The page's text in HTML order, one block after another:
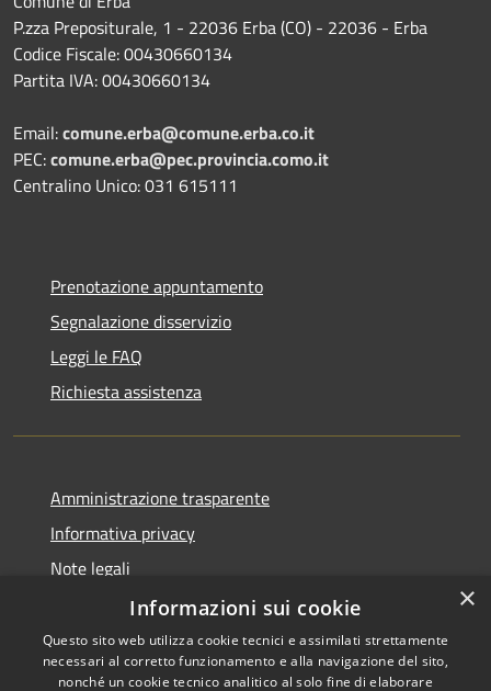
P.zza Prepositurale, 1 - 22036 Erba (CO) - 22036 - Erba
Codice Fiscale: 00430660134
Partita IVA: 00430660134
Email:comune.erba@comune.erba.co.it
PEC:comune.erba@pec.provincia.como.it
Centralino Unico: 031 615111
Prenotazione appuntamento
Segnalazione disservizio
Leggi le FAQ
Richiesta assistenza
Amministrazione trasparente
Informativa privacy
Note legali
Dichiarazione di accessibilità
×
Informazioni sui cookie
Questo sito web utilizza cookie tecnici e assimilati strettamente
necessari al corretto funzionamento e alla navigazione del sito,
nonché un cookie tecnico analitico al solo fine di elaborare